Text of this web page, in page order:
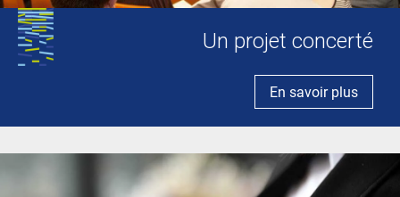
Un projet concerté
En savoir plus